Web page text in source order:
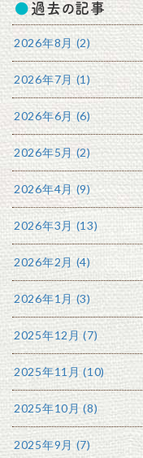
過去の記事
2026年8月 (2)
2026年7月 (1)
2026年6月 (6)
2026年5月 (2)
2026年4月 (9)
2026年3月 (13)
2026年2月 (4)
2026年1月 (3)
2025年12月 (7)
2025年11月 (10)
2025年10月 (8)
2025年9月 (7)